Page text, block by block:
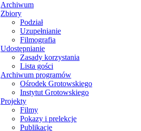
Archiwum
Zbiory
Podział
Uzupełnianie
Filmografia
Udostępnianie
Zasady korzystania
Lista gości
Archiwum programów
Ośrodek Grotowskiego
Instytut Grotowskiego
Projekty
Filmy
Pokazy i prelekcje
Publikacje